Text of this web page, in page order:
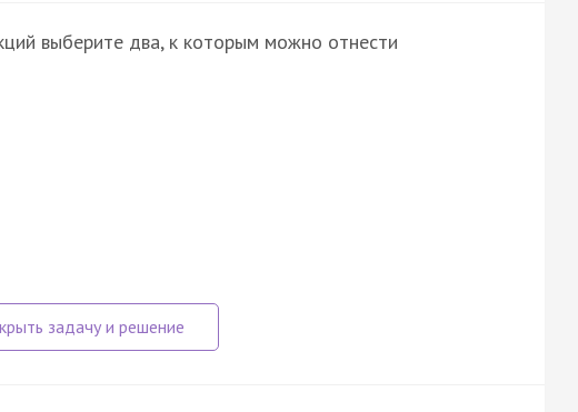
выберите два, к которым можно отнести